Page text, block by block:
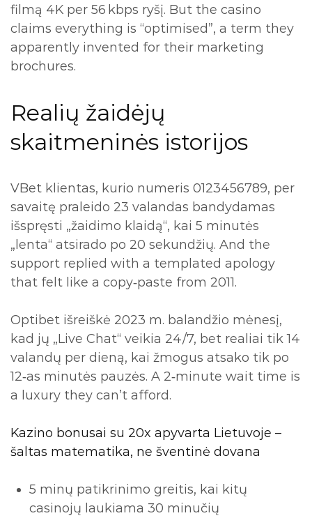
filmą 4K per 56 kbps ryšį. But the casino
claims everything is “optimised”, a term they
apparently invented for their marketing
brochures.
Realių žaidėjų
skaitmeninės istorijos
VBet klientas, kurio numeris 0123456789, per
savaitę praleido 23 valandas bandydamas
išspręsti „žaidimo klaidą“, kai 5 minutės
„lenta“ atsirado po 20 sekundžių. And the
support replied with a templated apology
that felt like a copy‑paste from 2011.
Optibet išreiškė 2023 m. balandžio mėnesį,
kad jų „Live Chat“ veikia 24/7, bet realiai tik 14
valandų per dieną, kai žmogus atsako tik po
12‑as minutės pauzės. A 2‑minute wait time is
a luxury they can’t afford.
Kazino bonusai su 20x apyvarta Lietuvoje –
šaltas matematika, ne šventinė dovana
5 minų patikrinimo greitis, kai kitų
casinojų laukiama 30 minučių